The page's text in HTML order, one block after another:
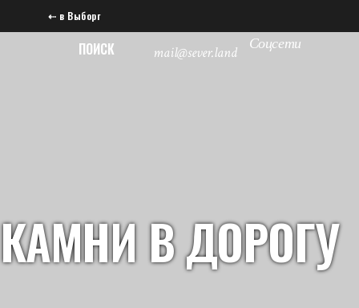
⇠ в Выборг
ПОИСК mail@sever.land Соцсети
КАМНИ В ДОРОГУ